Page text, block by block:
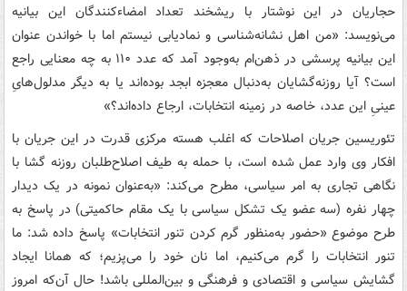
حجاریان در این نوشتار با ریشخند تعداد امضاء‌کنندگان این بیانیه
می‌نویسد: «من اهل نشانه‌شناسی و نمادیابی نیستم اما با خواندن عنوان
این بیانیه پرسشی در ذهن‌ام به‌وجود آمد که عدد ۱۱۰ به چه معنایی راجع
است؟ آیا روزنه‌گشایان به‌دنبال معجزه ابجد بوده‌اند یا به دیگر مدلول‌هایِ
عینیِ این عدد، خاصه در زمینه انتخابات، ارجاع داده‌اند؟»
تئوریسین جریان اصلاحات که اغلب هسته مرکزی قدرت در این جریان با
افکار وی وارد عمل شده است، با حمله به طیف اصلاح‌طلبان روزنه گشا با
نگاهی تجاری به امر سیاسی، مطرح می‌کند:‌ «به‌عنوان نمونه در یک دیدار
چهار نفره (سه عضو یک تشکل سیاسی با یک مقام حاکمیتی) در پاسخ به
طرح موضوع «حضور به‌منظور گرم کردن تنور انتخابات» پاسخ داده شد: ما
تنور انتخابات را گرم می‌کنیم، اما نان خود را می‌پزیم؛ که همانا ایجاد
گشایش سیاسی و اقتصادی و فرهنگی و بین‌المللی باشد! حال آن‌که امروز